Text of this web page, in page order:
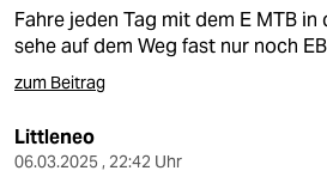
Fahre jeden Tag mit dem E MTB
sehe auf dem Weg fast nur noch
zum Beitrag
Littleneo
06.03.2025 , 22:42 Uhr